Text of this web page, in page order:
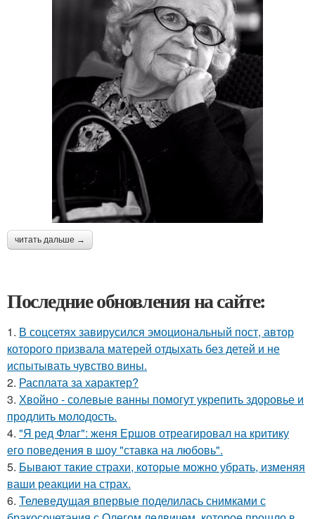
читать дальше →
Последние обновления на сайте:
1. В соцсетях завирусился эмоциональный пост, автор
которого призвала матерей отдыхать без детей и не
испытывать чувство вины.
2. Расплата за характер?
3. Хвойно - солевые ванны помогут укрепить здоровье и
продлить молодость.
4. "Я ред Флаг": женя Ершов отреагировал на критику
его поведения в шоу "ставка на любовь".
5. Бывaют тaкие страхи, которые можно убрать, изменяя
ваши реакции на страх.
6. Телеведущая впервые поделилась снимками с